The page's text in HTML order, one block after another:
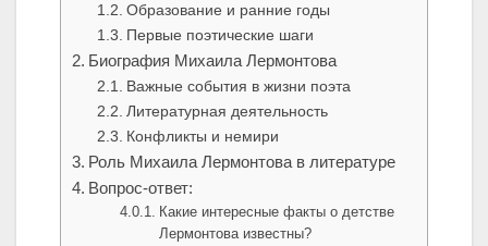
Образование и ранние годы
Первые поэтические шаги
Биография Михаила Лермонтова
Важные события в жизни поэта
Литературная деятельность
Конфликты и немири
Роль Михаила Лермонтова в литературе
Вопрос-ответ:
Какие интересные факты о детстве
Лермонтова известны?